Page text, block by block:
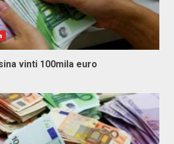
vinti 100mila euro